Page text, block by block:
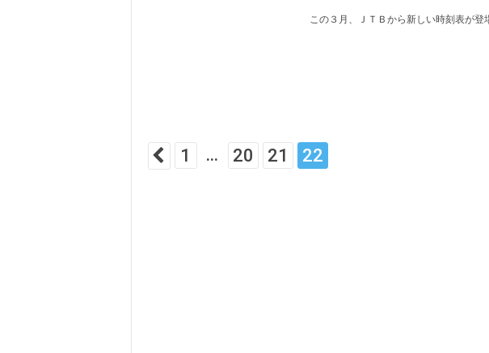
この３月、ＪＴＢから新しい時刻表が登
1 ... 20 21 22